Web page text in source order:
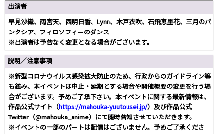
出演者
早見沙織、雨宮天、西明日香、Lynn、木戸衣吹、石飛恵里花、三月のパ
ンタシア、フィロソフィーのダンス
※出演者は予告なく変更となる場合がございます。
説明／注意事項
※新型コロナウイルス感染拡大防止のため、行政からのガイドライン等
も鑑み、本イベントは中止・延期とする場合や開催概要の変更を行う場
合がございます。予めご了承下さい。本イベントに関する最新情報は、
作品公式サイト（https://mahouka-yuutousei.jp/）及び作品公式
Twitter（@mahouka_anime）にて随時告知させていただきます。
※イベントの一部のパートは配信はございません。予めご了承くださ